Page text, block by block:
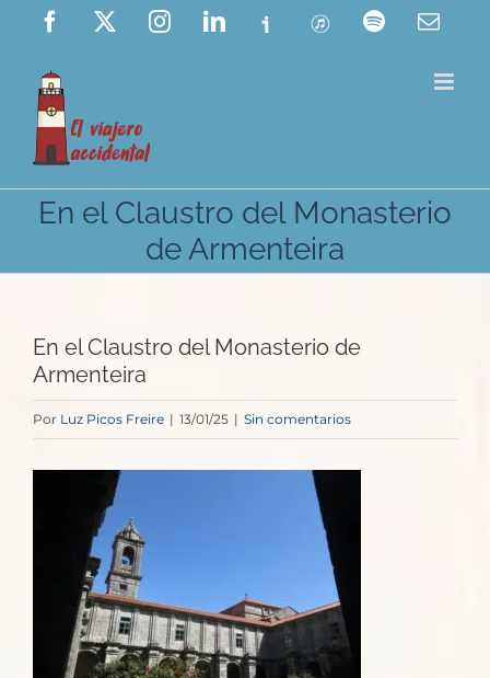
Saltar
contenido
Facebook InstagramLinkedIn
Ivoox ITunes Spotify
En el Claustro del Monasterio
de Armenteira
En el Claustro del Monasterio de
Armenteira
Por Luz Picos Freire | 13/01/25 | Sin comentarios